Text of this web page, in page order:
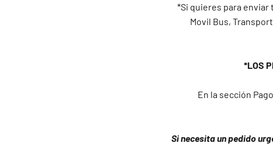
*Si quieres para enviar
Movil Bus,
*LOS
En la sección
Si necesita un pedido